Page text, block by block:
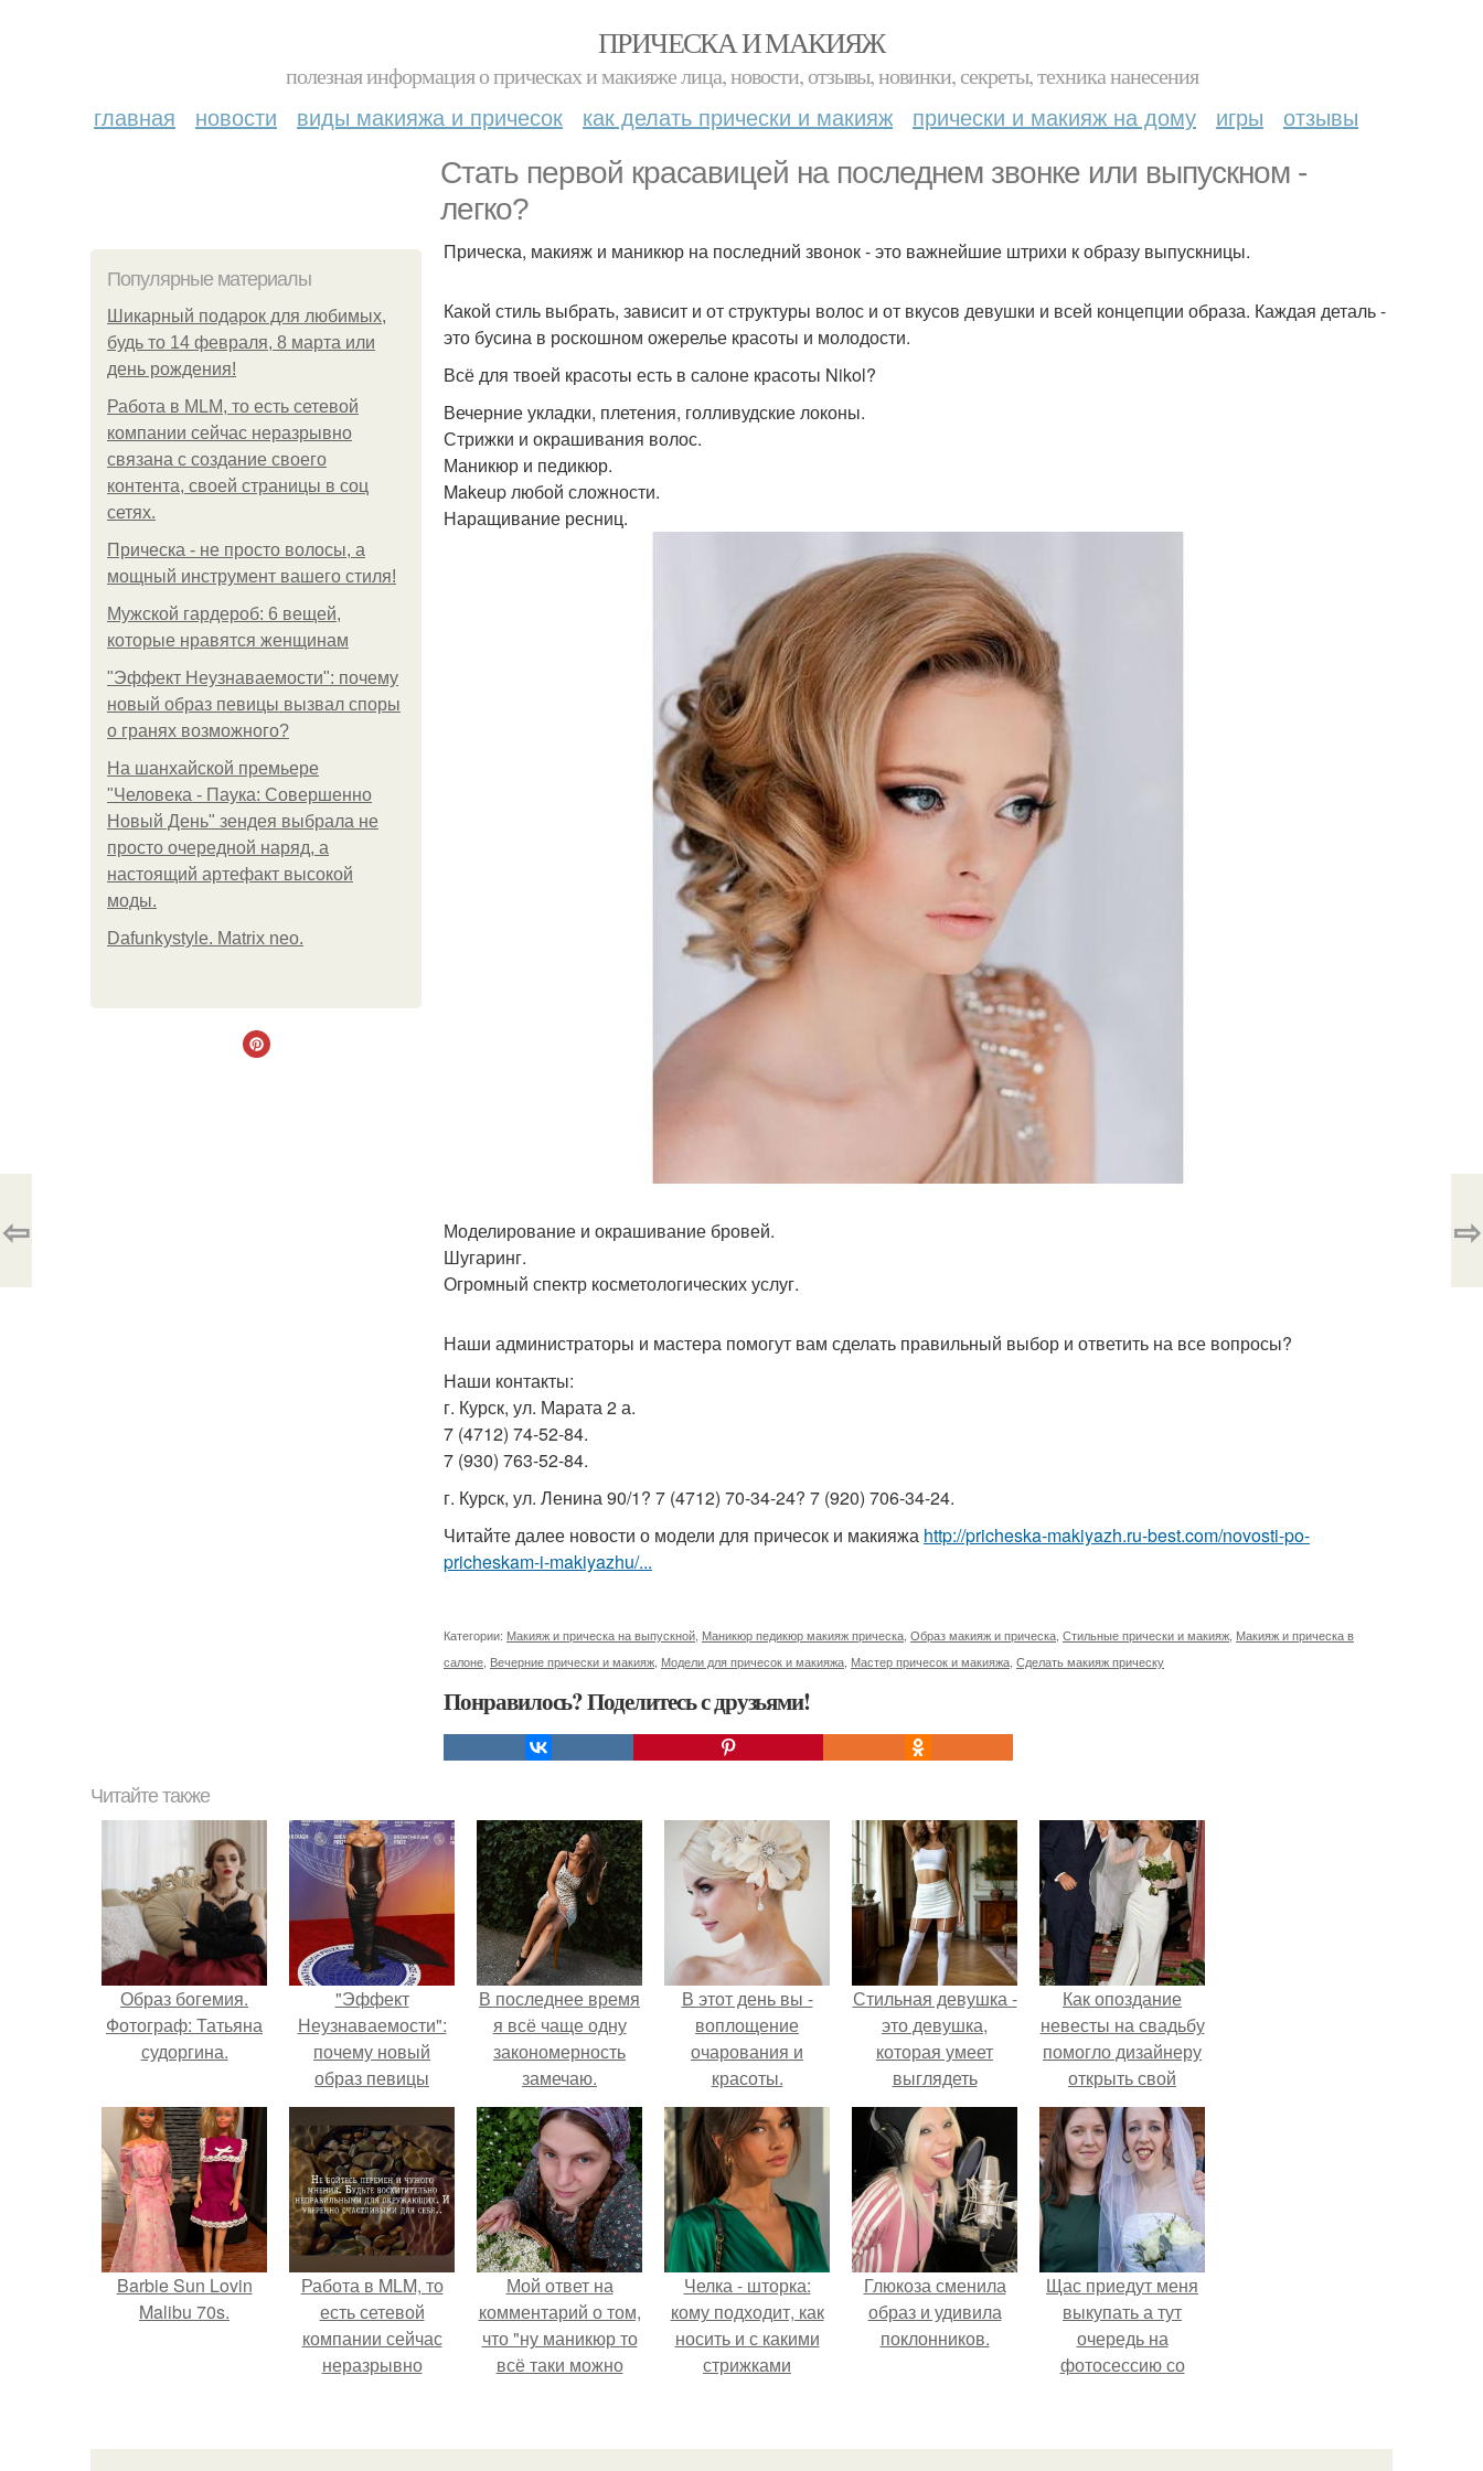
ПРИЧЕСКА И МАКИЯЖ
полезная информация о прическах и макияже лица, новости, отзывы, новинки, секреты, техника нанесения
главная новости виды макияжа и причесок как делать прически и макияж прически и макияж на дому игры отзывы
Стать первой красавицей на последнем звонке или выпускном -
легко?
Популярные материалы
Шикарный подарок для любимых,
будь то 14 февраля, 8 марта или
день рождения!
Работа в MLM, то есть сетевой
компании сейчас неразрывно
связана с создание своего
контента, своей страницы в соц
сетях.
Прическа - не просто волосы, а
мощный инструмент вашего стиля!
Мужской гардероб: 6 вещей,
которые нравятся женщинам
"Эффект Неузнаваемости": почему
новый образ певицы вызвал споры
о гранях возможного?
На шанхайской премьере
"Человека - Паука: Совершенно
Новый День" зендея выбрала не
просто очередной наряд, а
настоящий артефакт высокой
моды.
Dafunkystyle. Matrix neo.
Прическа, макияж и маникюр на последний звонок - это важнейшие штрихи к образу выпускницы.
Какой стиль выбрать, зависит и от структуры волос и от вкусов девушки и всей концепции образа. Каждая деталь -
это бусина в роскошном ожерелье красоты и молодости.
Всё для твоей красоты есть в салоне красоты Nikol?
Вечерние укладки, плетения, голливудские локоны.
Стрижки и окрашивания волос.
Маникюр и педикюр.
Makeup любой сложности.
Наращивание ресниц.
Моделирование и окрашивание бровей.
Шугаринг.
Огромный спектр косметологических услуг.
Наши администраторы и мастера помогут вам сделать правильный выбор и ответить на все вопросы?
Наши контакты:
г. Курск, ул. Марата 2 а.
7 (4712) 74-52-84.
7 (930) 763-52-84.
г. Курск, ул. Ленина 90/1? 7 (4712) 70-34-24? 7 (920) 706-34-24.
Читайте далее новости о модели для причесок и макияжа http://pricheska-makiyazh.ru-best.com/novosti-po-
pricheskam-i-makiyazhu/...
Категории: Макияж и прическа на выпускной Маникюр педикюр макияж прическа Образ макияж и прическа Стильные прически и макияж Макияж и прическа в
салоне Вечерние прически и макияж Модели для причесок и макияжа Мастер причесок и макияжа Сделать макияж прическу
Понравилось? Поделитесь с друзьями!
⇦ ⇨
Читайте также
Образ богемия.
Фотограф: Татьяна
судоргина.
"Эффект
Неузнаваемости":
почему новый
образ певицы
вызвал споры о
гранях
возможного?
В последнее время
я всё чаще одну
закономерность
замечаю.
В этот день вы -
воплощение
очарования и
красоты.
Стильная девушка -
это девушка,
которая умеет
выглядеть
привлекательно и
элегантно в любои
ситуации.
Как опоздание
невесты на свадьбу
помогло дизайнеру
открыть свой
бренд.
Barbie Sun Lovin
Malibu 70s.
Работа в MLM, то
есть сетевой
компании сейчас
неразрывно
своей страницы в
Мой ответ на
комментарий о том,
что "ну маникюр то
всё таки можно
Челка - шторка:
кому подходит, как
носить и с какими
стрижками
Глюкоза сменила
образ и удивила
поклонников.
Щас приедут меня
выкупать а тут
очередь на
фотосессию со